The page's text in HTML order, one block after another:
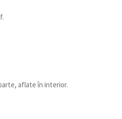
aflate în interior.